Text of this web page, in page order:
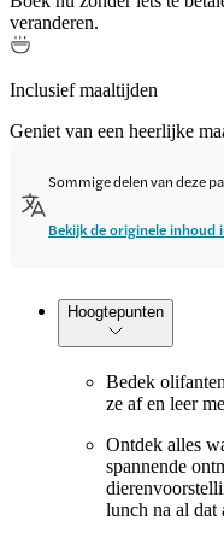
veranderen.
Inclusief maaltijden
Geniet van een heerlijke
Sommige delen van deze
Bekijk de originele inhoud
Hoogtepunten
Bedek
ze af en leer
Ontdek alles
spannende
lunch na al dat